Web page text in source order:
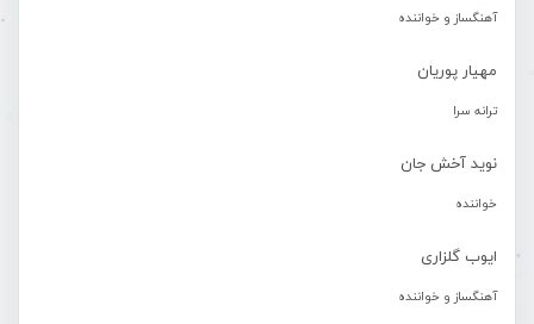
آهنگساز و خواننده
مهیار پوریان
ترانه سرا
نوید آخش جان
خواننده
ایوب گلزاری
آهنگساز و خواننده